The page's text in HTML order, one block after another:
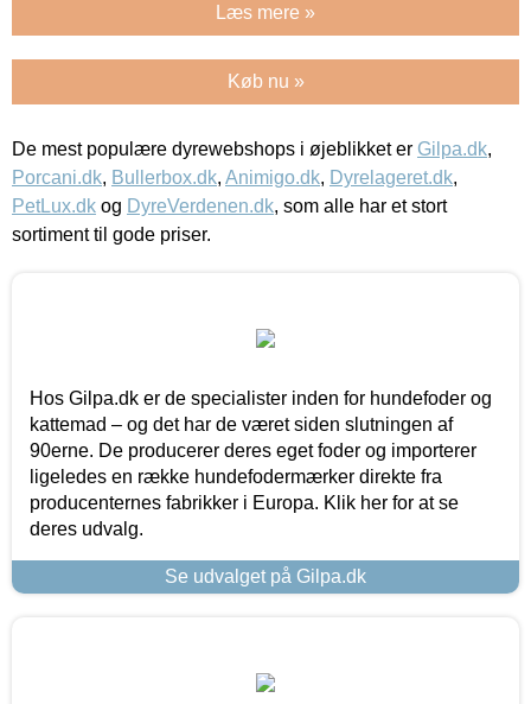
Læs mere »
Køb nu »
De mest populære dyrewebshops i øjeblikket er Gilpa.dk,
Porcani.dk, Bullerbox.dk, Animigo.dk, Dyrelageret.dk,
PetLux.dk og DyreVerdenen.dk, som alle har et stort
sortiment til gode priser.
Hos Gilpa.dk er de specialister inden for hundefoder og
kattemad – og det har de været siden slutningen af
90erne. De producerer deres eget foder og importerer
ligeledes en række hundefodermærker direkte fra
producenternes fabrikker i Europa. Klik her for at se
deres udvalg.
Se udvalget på Gilpa.dk